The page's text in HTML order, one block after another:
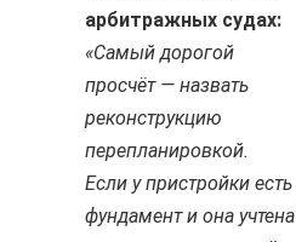
арбитражных судах:
«Самый дорогой
просчёт — назвать
реконструкцию
перепланировкой.
Если у пристройки есть
фундамент и она учтена